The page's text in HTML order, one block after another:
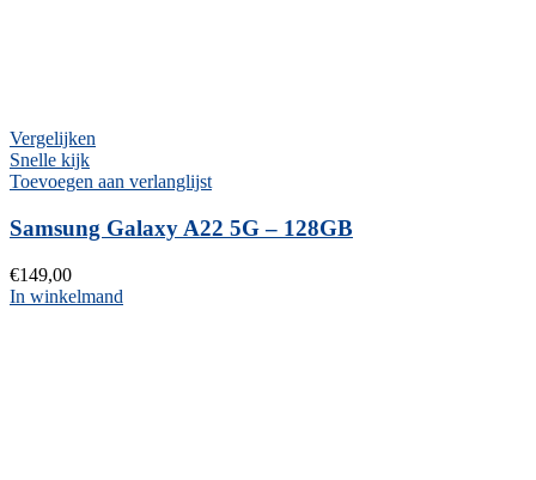
Vergelijken
Snelle kijk
Toevoegen aan verlanglijst
Samsung Galaxy A22 5G – 128GB
€149,00
In winkelmand